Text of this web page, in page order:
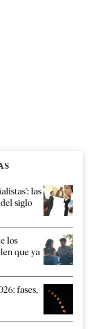
las
siglo
los
que ya
fases,